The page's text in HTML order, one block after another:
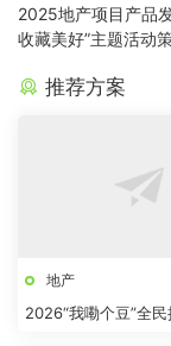
2025地产项目产品
收藏美好”主题活动
推荐方案
地产
2026“我嘞个豆”全民